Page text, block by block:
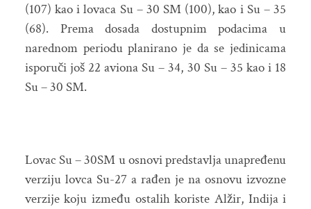
(107) kao i lovaca Su – 30 SM (100), kao i Su – 35
(68). Prema dosada dostupnim podacima u
narednom periodu planirano je da se jedinicama
isporuči još 22 aviona Su – 34, 30 Su – 35 kao i 18
Su – 30 SM.
Lovac Su – 30SM u osnovi predstavlja unapređenu
verziju lovca Su-27 a rađen je na osnovu izvozne
verzije koju između ostalih koriste Alžir, Indija i